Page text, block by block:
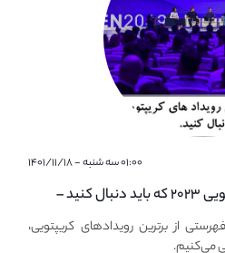
۰۱:۰۰ سه شنبه - ۱۴۰۱/۱۱/۱۸
مهم ترین رویداد های کریپتویی ۲۰۲۳ که باید دنبال کنید –
از برترین رویدادهای کریپتویی،